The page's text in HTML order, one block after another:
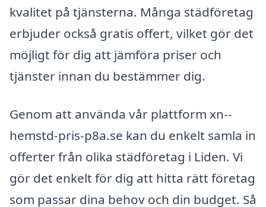
kvalitet på tjänsterna. Många städföretag
erbjuder också gratis offert, vilket gör det
möjligt för dig att jämföra priser och
tjänster innan du bestämmer dig.
Genom att använda vår plattform xn--
hemstd-pris-p8a.se kan du enkelt samla in
offerter från olika städföretag i Liden. Vi
gör det enkelt för dig att hitta rätt företag
som passar dina behov och din budget. Så